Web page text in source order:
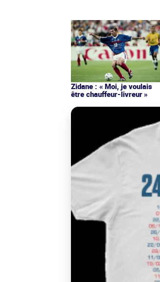
Zidane : « Moi, je voulais
être chauffeur-livreur »